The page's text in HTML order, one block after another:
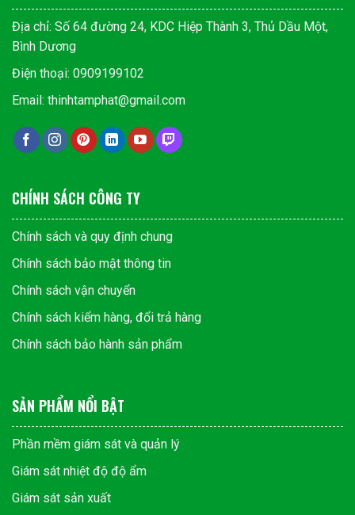
Địa chỉ: Số 64 đường 24, KDC Hiệp Thành 3, Thủ Dầu Một,
Bình Dương
Điện thoại: 0909199102
Email: thinhtamphat@gmail.com
CHÍNH SÁCH CÔNG TY
Chính sách và quy định chung
Chính sách bảo mật thông tin
Chính sách vận chuyển
Chính sách kiểm hàng, đổi trả hàng
Chính sách bảo hành sản phẩm
SẢN PHẨM NỔI BẬT
Phần mềm giám sát và quản lý
Giám sát nhiệt độ độ ẩm
Giám sát sản xuất